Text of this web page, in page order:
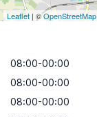
Leaflet | ©OpenStreetMap
08:00-00:00
08:00-00:00
08:00-00:00